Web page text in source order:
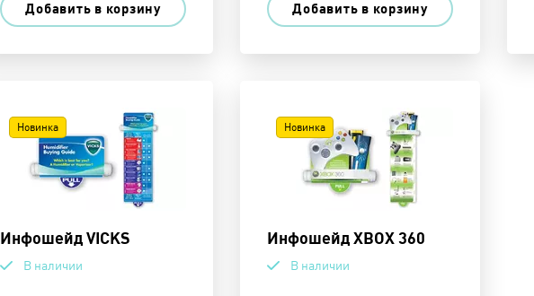
Добавить в корзину Добавить в корзину
Инфошейд VICKS
Новинка
В наличии
Инфошейд XBOX 360
Новинка
В наличии